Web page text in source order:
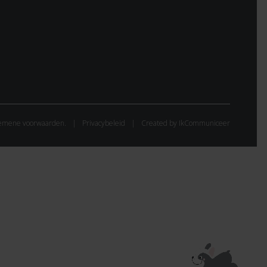
voorwaarden. Privacybeleid Created by IkCommuniceer